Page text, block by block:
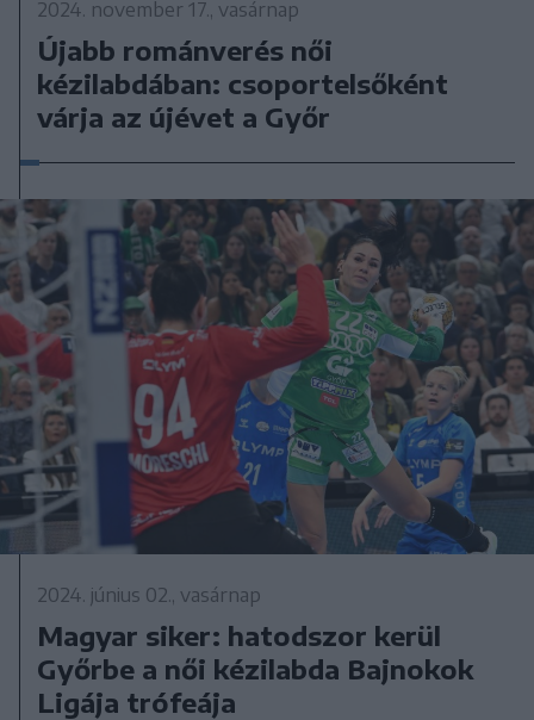
2024. november 17., vasárnap
Újabb románverés női
kézilabdában: csoportelsőként
várja az újévet a Győr
2024. június 02., vasárnap
Magyar siker: hatodszor kerül
Győrbe a női kézilabda Bajnokok
Ligája trófeája